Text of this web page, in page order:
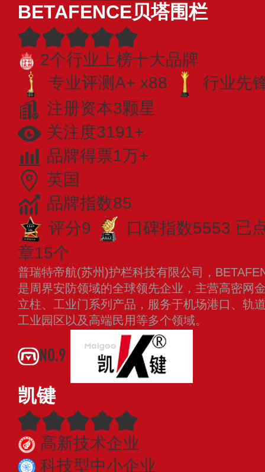
BETAFENCE贝塔围栏
2个行业上榜十大品牌
专业评测A+ x88
行业先
注册资本3颗星
关注度3191+
品牌得票1万+
英国
品牌指数85
评分9
口碑指数5553 已
章15个
普瑞特帝航(苏州)护栏科技有限公司，
是周界安防领域的全球领先企业，主营高密网
立柱、工业门系列产品，服务于机场港口、轨
工业园区以及高端民用等多个领域。
NO.9
凯键
高新技术企业
科技型中小企业